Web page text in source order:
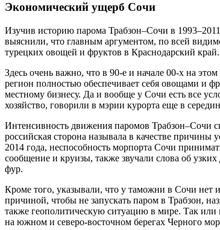
Экономический ущерб Сочи
Изучив историю парома Трабзон–Сочи в
выяснили, что главным аргументом, по всей
турецких овощей и фруктов в Краснодарский край.
Здесь очень важно, что в 90-е и начале 00-х на
регион полностью обеспечивает себя овощами и
местному бизнесу. Да и вообще у Сочи есть все
хозяйство, говорили в мэрии курорта еще в
Интенсивность движения паромов Трабзон–Сочи
российская сторона называла в качестве
2014 года, неспособность морпорта Сочи
сообщение и круизы, также звучали слова об
фур.
Кроме того, указывали, что у таможни в Сочи нет
причиной, чтобы не запускать паром в Трабзон,
также геополитическую ситуацию в мире. Так или
на южном и северо-восточном берегах Черного